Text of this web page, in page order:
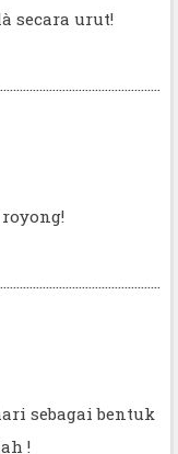
secara urut!
sebagai bentuk
!